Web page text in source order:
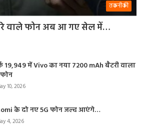
तकनीकी
वाले फोन अब आ गए सेल में…
19,949 में Vivo का नया 7200 mAh बैटरी वाला
10, 2026
के दो नए 5G फोन जल्द आएंगे…
4, 2026